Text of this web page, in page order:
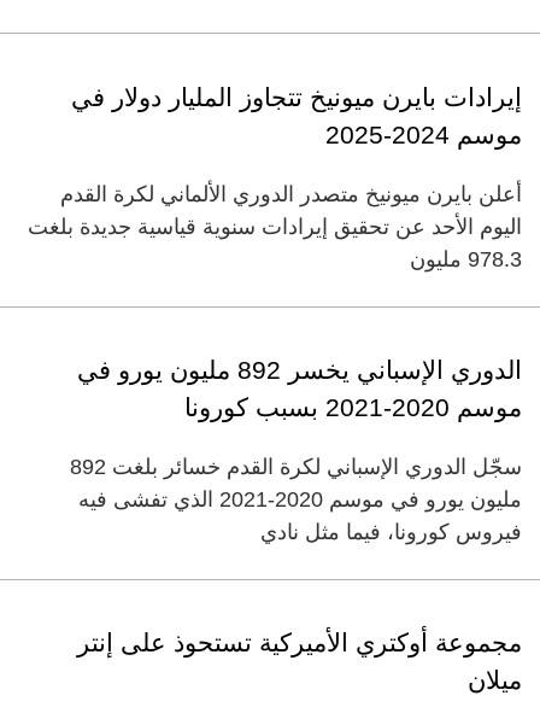
إيرادات بايرن ميونيخ تتجاوز المليار دولار في
موسم 2024-2025
أعلن بايرن ميونيخ متصدر الدوري الألماني لكرة القدم
اليوم الأحد عن تحقيق إيرادات سنوية قياسية جديدة بلغت
978.3 مليون
الدوري الإسباني يخسر 892 مليون يورو في
موسم 2020-2021 بسبب كورونا
سجّل الدوري الإسباني لكرة القدم خسائر بلغت 892
مليون يورو في موسم 2020-2021 الذي تفشى فيه
فيروس كورونا، فيما مثل نادي
مجموعة أوكتري الأميركية تستحوذ على إنتر
ميلان